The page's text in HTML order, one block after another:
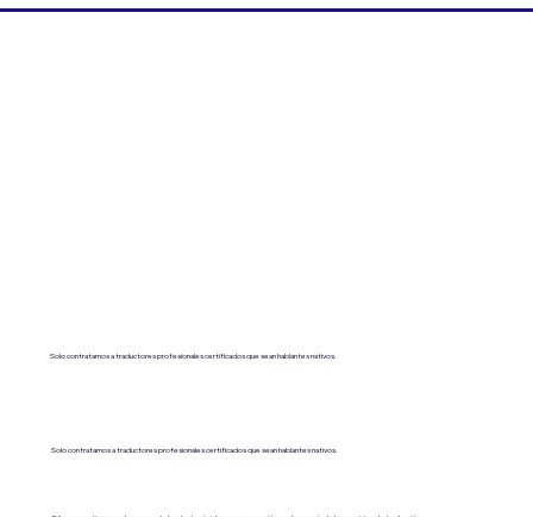
Solo contratamos a traductores profesionales certificados que sean hablantes nativos.
Solo contratamos a traductores profesionales certificados que sean hablantes nativos.